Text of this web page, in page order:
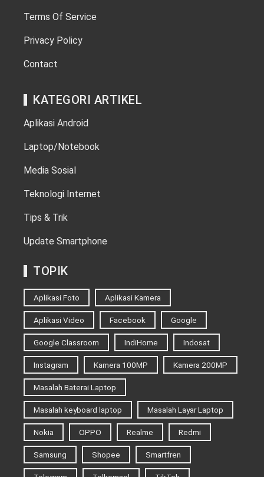
Terms Of Service
Privacy Policy
Contact
KATEGORI ARTIKEL
Aplikasi Android
Laptop/Notebook
Media Sosial
Teknologi Internet
Tips & Trik
Update Smartphone
TOPIK
Aplikasi Foto Aplikasi Kamera
Aplikasi Video Facebook Google
Google Classroom IndiHome Indosat
Instagram Kamera 100MP Kamera 200MP
Masalah Baterai Laptop
Masalah keyboard laptop Masalah Layar Laptop
Nokia OPPO Realme Redmi
Samsung Shopee Smartfren